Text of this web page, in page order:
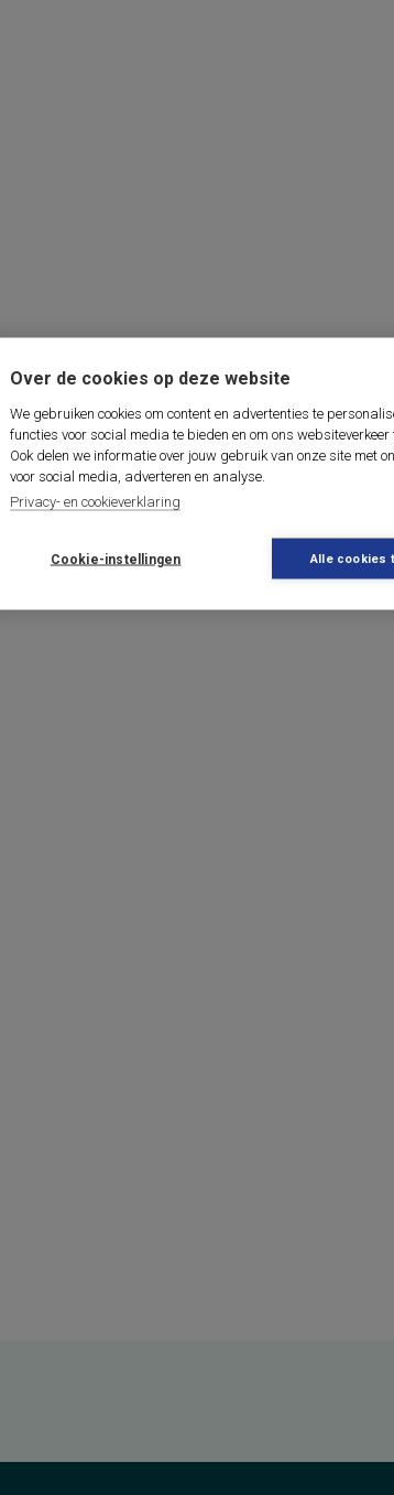
Over de cookies op deze website
We gebruiken cookies om content en advertenties te
functies voor social media te bieden en om ons websiteverkeer
Ook delen we informatie over jouw gebruik van onze site met
voor social media, adverteren en analyse.
Privacy- en cookieverklaring
Cookie-instellingen Alle cookies